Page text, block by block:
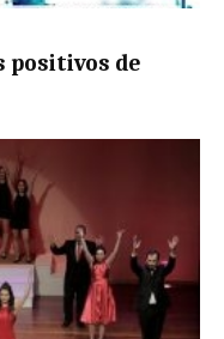
positivos de